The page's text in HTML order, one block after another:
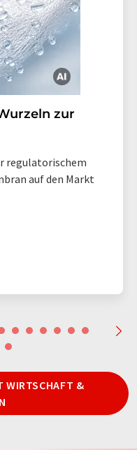
zur
regulatorischem
auf den Markt
WIRTSCHAFT &